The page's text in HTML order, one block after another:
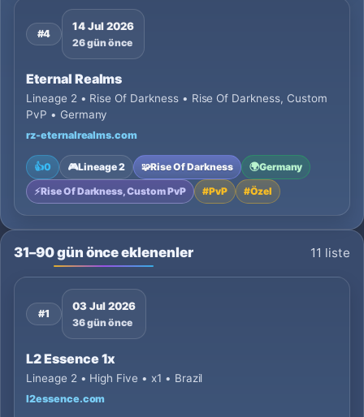
#4
14 Jul 2026
26 gün önce
Eternal Realms
Lineage 2 • Rise Of Darkness • Rise Of Darkness, Custom
PvP • Germany
rz-eternalrealms.com
👍0 🎮Lineage 2 🧩Rise Of Darkness 🌍Germany
⚡Rise Of Darkness, Custom PvP #PvP #Özel
31–90 gün önce eklenenler 11 liste
#1
03 Jul 2026
36 gün önce
L2 Essence 1x
Lineage 2 • High Five • x1 • Brazil
l2essence.com